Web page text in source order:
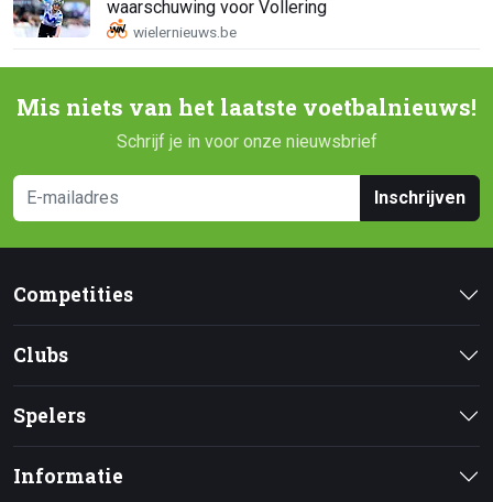
waarschuwing voor Vollering
Mis niets van het laatste voetbalnieuws!
Schrijf je in voor onze nieuwsbrief
Inschrijven
Competities
Clubs
Spelers
Informatie